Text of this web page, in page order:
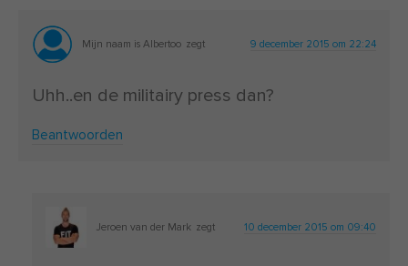
Mijn naam is Albertoo zegt 9 december 2015 om 22:24
Uhh..en de militairy press dan?
Beantwoorden
Jeroen van der Mark zegt 10 december 2015 om 09:40